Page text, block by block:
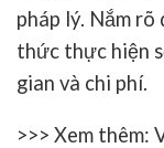
pháp lý. Nắm
thức thực hiện
gian và chi phí.
>>> Xem thêm: